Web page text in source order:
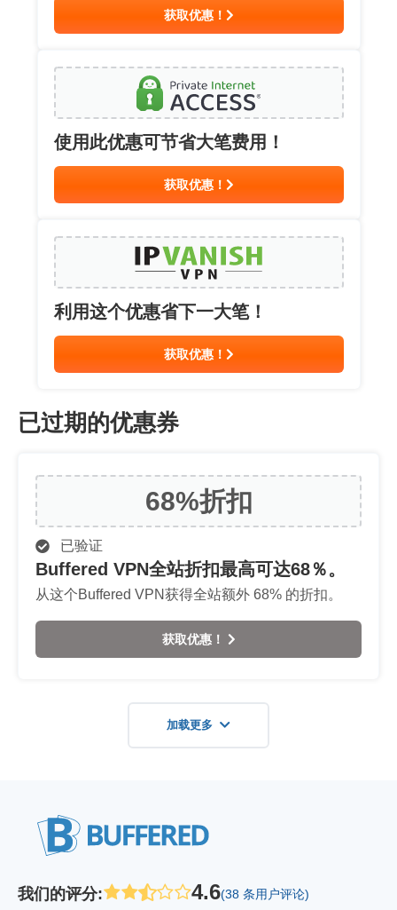
获取优惠！
使用此优惠可节省大笔费用！
获取优惠！
利用这个优惠省下一大笔！
获取优惠！
已过期的优惠券
68%折扣
已验证
Buffered VPN全站折扣最高可达68％。
从这个Buffered VPN获得全站额外 68% 的折扣。
获取优惠！
加载更多
我们的评分: 4.6(38 条用户评论)